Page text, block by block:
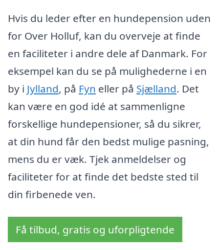
Hvis du leder efter en hundepension uden
for Over Holluf, kan du overveje at finde
en faciliteter i andre dele af Danmark. For
eksempel kan du se på mulighederne i en
by i Jylland, på Fyn eller på Sjælland. Det
kan være en god idé at sammenligne
forskellige hundepensioner, så du sikrer,
at din hund får den bedst mulige pasning,
mens du er væk. Tjek anmeldelser og
faciliteter for at finde det bedste sted til
din firbenede ven.
Få tilbud, gratis og uforpligtende